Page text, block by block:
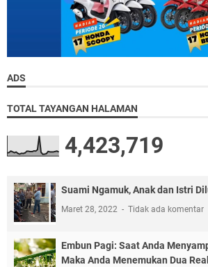
ADS
TOTAL TAYANGAN HALAMAN
4,423,719
Suami Ngamuk, Anak dan Istri
Maret 28, 2022 Tidak ada komentar
Embun Pagi: Saat Anda
Maka Anda Menemukan Dua